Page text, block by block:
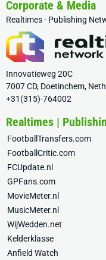
Corporate & Media
Realtimes - Publishing
Innovatieweg 20C
7007 CD, Doetinchem,
+31(315)-764002
Realtimes |
FootballTransfers.com
FootballCritic.com
FCUpdate.nl
GPFans.com
MovieMeter.nl
MusicMeter.nl
WijWedden.net
Kelderklasse
Anfield Watch